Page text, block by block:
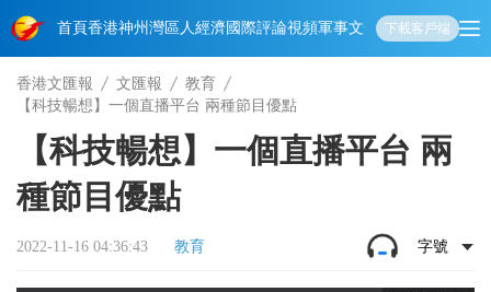
首頁香港神州 灣區人經濟國際評論視頻軍事文化 娛樂生活教育體
下載客戶端
香港文匯報 文匯報
教育
【科技暢想】一個直播平台 兩種節目優點
【科技暢想】一個直播平台 兩
種節目優點
2022-11-16 04:36:43 教育 字號